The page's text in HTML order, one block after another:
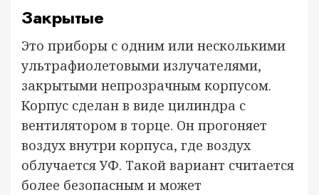
Закрытые
Это приборы с одним или несколькими
ультрафиолетовыми излучателями,
закрытыми непрозрачным корпусом.
Корпус сделан в виде цилиндра с
вентилятором в торце. Он прогоняет
воздух внутри корпуса, где воздух
облучается УФ. Такой вариант считается
более безопасным и может